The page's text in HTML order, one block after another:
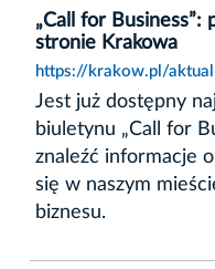
„Call for Business”:
stronie Krakowa
https://krakow.pl/
Jest już dostępny
biuletynu „Call for
znaleźć informacje
się w naszym
biznesu.